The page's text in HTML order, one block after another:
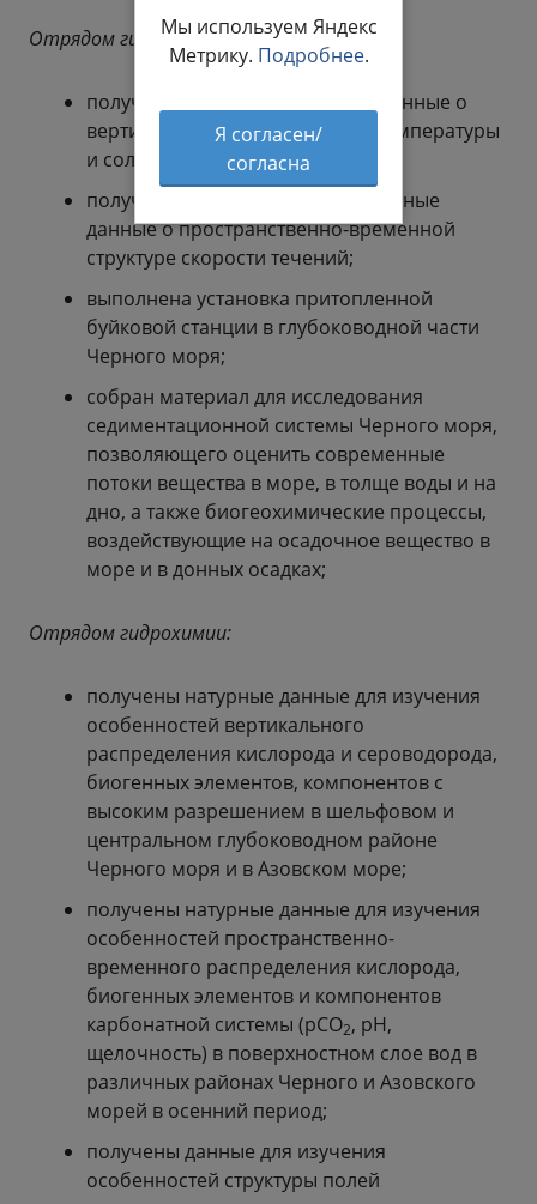
Отрядом гидрологии и течений:
получены экспериментальные данные о
вертикальном распределении температуры
и солености морской воды;
получены новые экспериментальные
данные о пространственно-временной
структуре скорости течений;
выполнена установка притопленной
буйковой станции в глубоководной части
Черного моря;
собран материал для исследования
седиментационной системы Черного моря,
позволяющего оценить современные
потоки вещества в море, в толще воды и на
дно, а также биогеохимические процессы,
воздействующие на осадочное вещество в
море и в донных осадках;
Отрядом гидрохимии:
получены натурные данные для изучения
особенностей вертикального
распределения кислорода и сероводорода,
биогенных элементов, компонентов с
высоким разрешением в шельфовом и
центральном глубоководном районе
Черного моря и в Азовском море;
получены натурные данные для изучения
особенностей пространственно-
временного распределения кислорода,
биогенных элементов и компонентов
карбонатной системы (рСО2, рН,
щелочность) в поверхностном слое вод в
различных районах Черного и Азовского
морей в осенний период;
получены данные для изучения
особенностей структуры полей
Мы используем Яндекс
Метрику. Подробнее.
Я согласен/
согласна